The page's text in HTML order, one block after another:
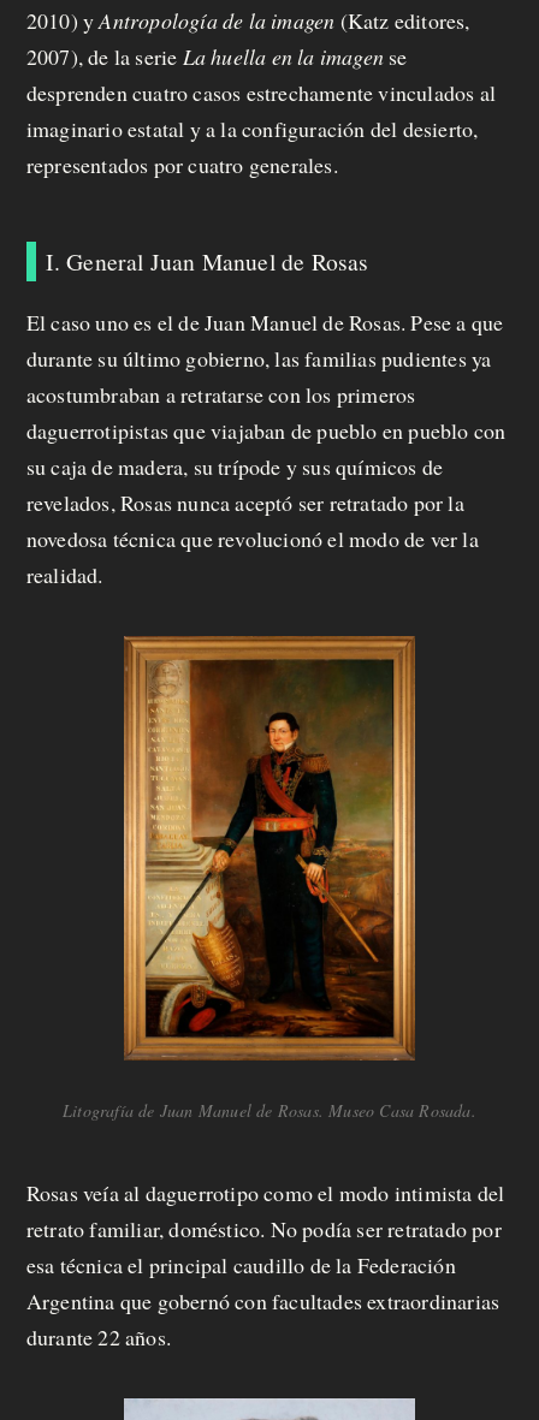
2010) yAntropología de la imagen (Katz editores,
2007), de la serie La huella en la imagen se
desprenden cuatro casos estrechamente vinculados al
imaginario estatal y a la configuración del desierto,
representados por cuatro generales.
I. General Juan Manuel de Rosas
El caso uno es el de Juan Manuel de Rosas. Pese a que
durante su último gobierno, las familias pudientes ya
acostumbraban a retratarse con los primeros
daguerrotipistas que viajaban de pueblo en pueblo con
su caja de madera, su trípode y sus químicos de
revelados, Rosas nunca aceptó ser retratado por la
novedosa técnica que revolucionó el modo de ver la
realidad.
Litografía de Juan Manuel de Rosas. Museo Casa Rosada.
Rosas veía al daguerrotipo como el modo intimista del
retrato familiar, doméstico. No podía ser retratado por
esa técnica el principal caudillo de la Federación
Argentina que gobernó con facultades extraordinarias
durante 22 años.